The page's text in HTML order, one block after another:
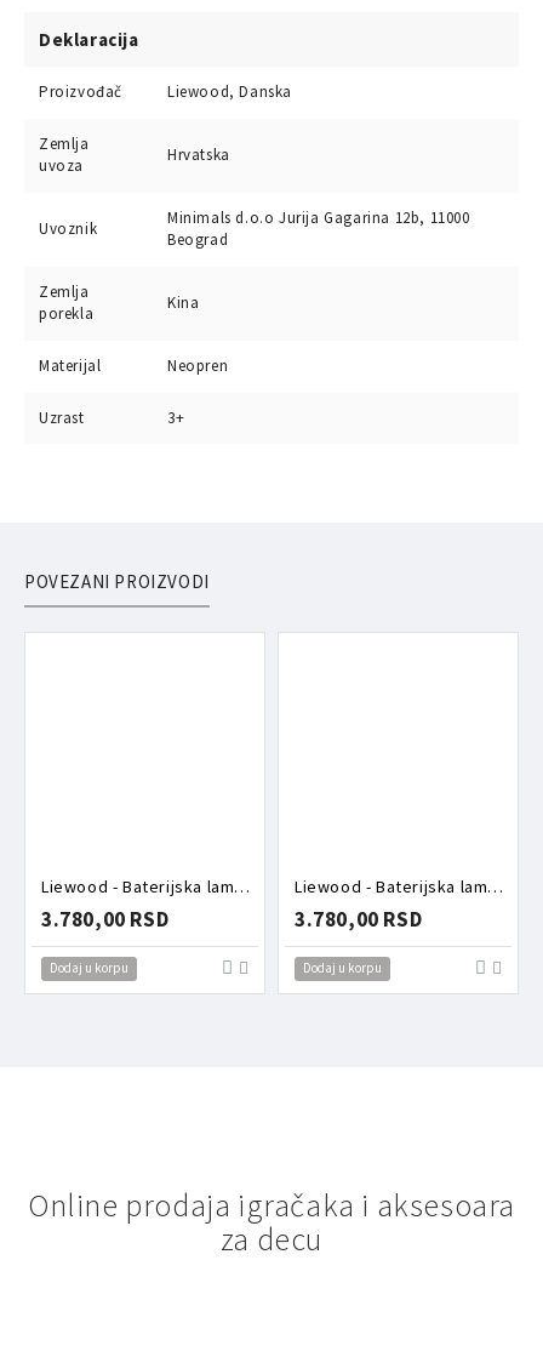
Deklaracija
Proizvođač Liewood, Danska
Zemlja
uvoza
Hrvatska
Uvoznik
Minimals d.o.o Jurija Gagarina 12b, 11000
Beograd
Zemlja
porekla
Kina
Materijal Neopren
Uzrast 3+
POVEZANI PROIZVODI
Liewood - Baterijska lampa breskvice
3.780,00 RSD
Dodaj u korpu
Liewood - Baterijska lampa morski svet
3.780,00 RSD
Dodaj u korpu
Online prodaja igračaka i aksesoara
za decu